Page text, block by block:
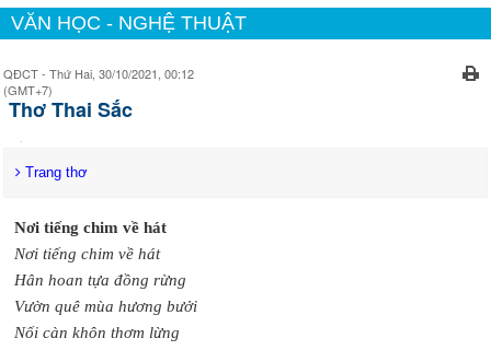
VĂN HỌC - NGHỆ THUẬT
QĐCT - Thứ Hai, 30/10/2021, 00:12
(GMT+7)
Thơ Thai Sắc
Trang thơ
Nơi tiếng chim về hát
Nơi tiếng chim về hát
Hân hoan tựa đồng rừng
Vườn quê mùa hương bưởi
Nối càn khôn thơm lừng